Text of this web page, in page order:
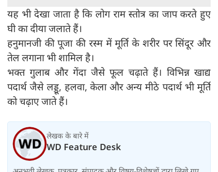
यह भी देखा जाता है कि लोग राम स्तोत्र का जाप करते हुए
घी का दीया जलाते हैं।
हनुमानजी की पूजा की रस्म में मूर्ति के शरीर पर सिंदूर और
तेल लगाना भी शामिल है।
भक्त गुलाब और गेंदा जैसे फूल चढ़ाते हैं। विभिन्न खाद्य
पदार्थ जैसे लड्डू, हलवा, केला और अन्य मीठे पदार्थ भी मूर्ति
को चढ़ाए जाते हैं।